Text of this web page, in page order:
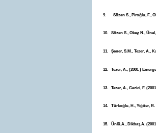
9. Sözen S., Piroğlu, F.,
10. Sözen S., Okay, N.,
11. Şener, S.M., Tezer, A.,
12. Tezer, A., (2001 )
13. Tezer, A., Gezici, F.
14. Türkoğlu, H., Yiğiter, R.
15. Ünlü,A., Dikbaş,A.